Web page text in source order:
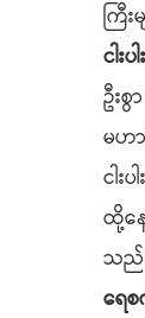
ကြီ
ငါ
ဦး
မဟ
ငါ
ထို့န
သည်
ရေ